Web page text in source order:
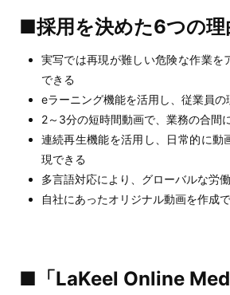
■採用を決めた6つの理
実写では再現が難しい危険な作業を
できる
eラーニング機能を活用し、従業員
2～3分の短時間動画で、業務の合間
連続再生機能を活用し、日常的に動
現できる
多言語対応により、グローバルな労
自社にあったオリジナル動画を作成
■「LaKeel Online